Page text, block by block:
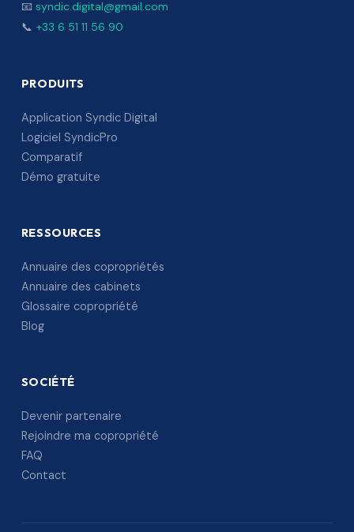
📧 syndic.digital@gmail.com
📞 +33 6 51 11 56 90
PRODUITS
Application Syndic Digital
Logiciel SyndicPro
Comparatif
Démo gratuite
RESSOURCES
Annuaire des copropriétés
Annuaire des cabinets
Glossaire copropriété
Blog
SOCIÉTÉ
Devenir partenaire
Rejoindre ma copropriété
FAQ
Contact